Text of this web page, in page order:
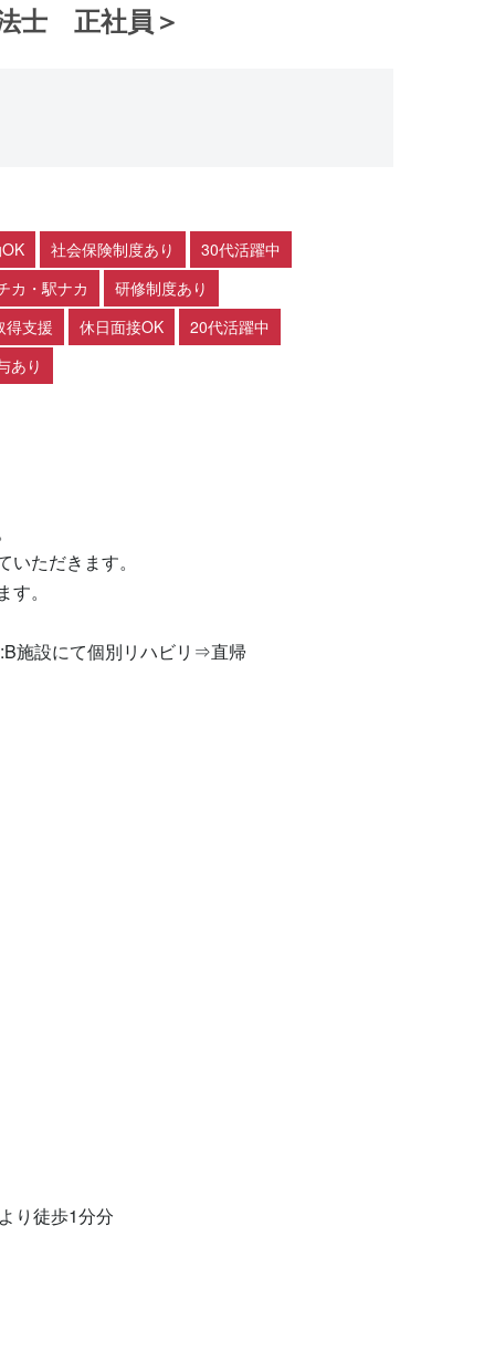
士 正社員＞
社会保険制度あり
30代活躍中
カ・駅ナカ
研修制度あり
得支援
休日面接OK
20代活躍中
あり
ただきます。
。
施設にて個別リハビリ⇒直帰
り徒歩1分分